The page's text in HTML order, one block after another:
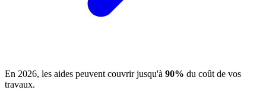
En 2026, les aides peuvent couvrir jusqu'à 90% du coût de vos
travaux.